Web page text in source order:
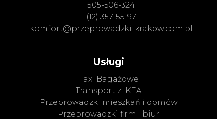
505-506-324
(12) 357-55-97
komfort@przeprowadzki-krakow.com.pl
Usługi
Taxi Bagażowe
Transport z IKEA
Przeprowadzki mieszkań i domów
Przeprowadzki firm i biur